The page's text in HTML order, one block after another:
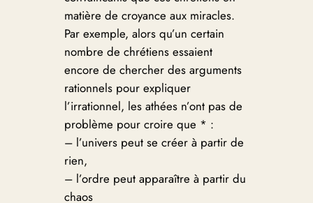
matière de croyance aux miracles.
Par exemple, alors qu’un certain
nombre de chrétiens essaient
encore de chercher des arguments
rationnels pour expliquer
l’irrationnel, les athées n’ont pas de
problème pour croire que * :
– l’univers peut se créer à partir de
rien,
– l’ordre peut apparaître à partir du
chaos